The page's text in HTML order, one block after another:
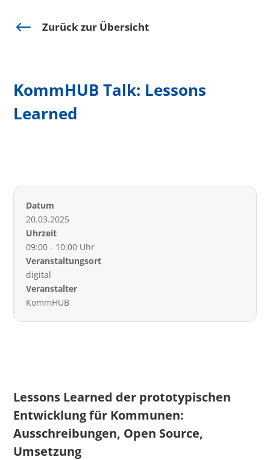
# Zurück zur Übersicht
KommHUB Talk: Lessons
Learned
Datum
20.03.2025
Uhrzeit
09:00 - 10:00 Uhr
Veranstaltungsort
digital
Veranstalter
KommHUB
Lessons Learned der prototypischen
Entwicklung für Kommunen:
Ausschreibungen, Open Source,
Umsetzung